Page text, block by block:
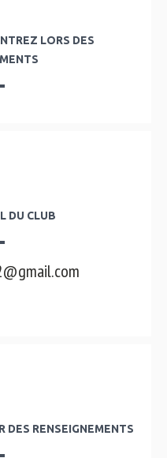
LORS DES
DU CLUB
DES RENSEIGNEMENTS